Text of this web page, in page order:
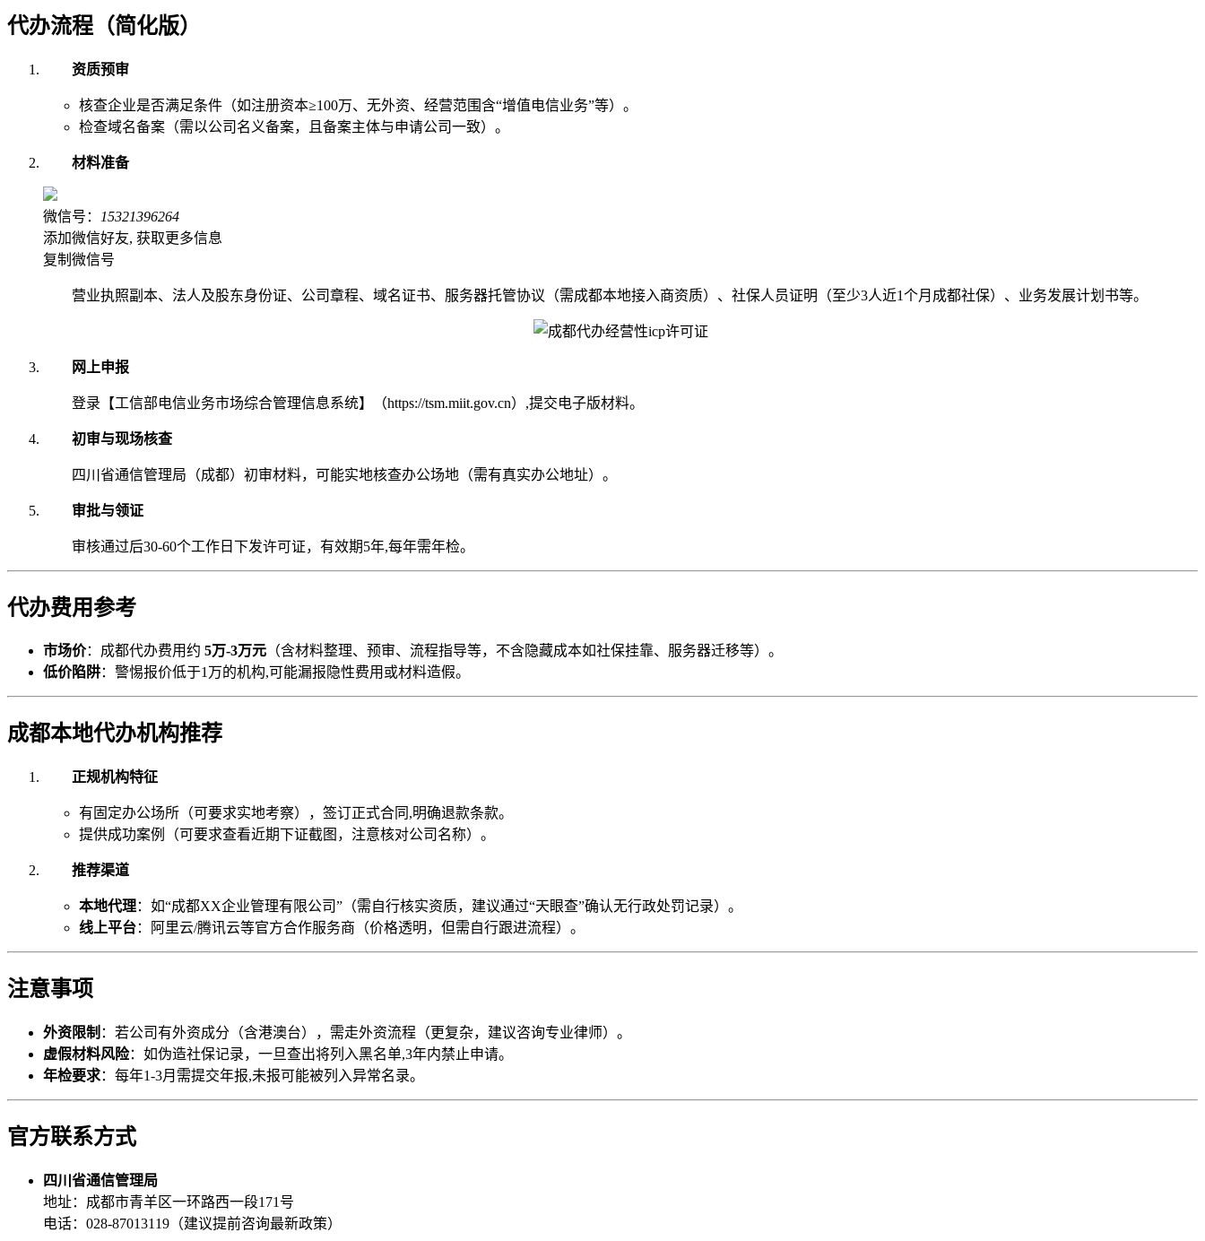
代办流程（简化版）
资质预审
核查企业是否满足条件（如注册资本≥100万、无外资、经营范围含“增值电信业务”等）。
检查域名备案（需以公司名义备案，且备案主体与申请公司一致）。
材料准备
微信号：
15321396264
添加微信好友, 获取更多信息
复制微信号
营业执照副本、法人及股东身份证、公司章程、域名证书、服务器托管协议（需成都本地接入商资质）、社保人员证明（至少3人近1个月成都社保）、业务发展计划书等。
网上申报
登录【工信部电信业务市场综合管理信息系统】（https://tsm.miit.gov.cn）,提交电子版材料。
初审与现场核查
四川省通信管理局（成都）初审材料，可能实地核查办公场地（需有真实办公地址）。
审批与领证
审核通过后30-60个工作日下发许可证，有效期5年,每年需年检。
代办费用参考
市场价：成都代办费用约 5万-3万元 （含材料整理、预审、流程指导等，不含隐藏成本如社保挂靠、服务器迁移等）。
低价陷阱：警惕报价低于1万的机构,可能漏报隐性费用或材料造假。
成都本地代办机构推荐
正规机构特征
有固定办公场所（可要求实地考察），签订正式合同,明确退款条款。
提供成功案例（可要求查看近期下证截图，注意核对公司名称）。
推荐渠道
本地代理：如“成都XX企业管理有限公司”（需自行核实资质，建议通过“天眼查”确认无行政处罚记录）。
线上平台：阿里云/腾讯云等官方合作服务商（价格透明，但需自行跟进流程）。
注意事项
外资限制 ：若公司有外资成分（含港澳台），需走外资流程（更复杂，建议咨询专业律师）。
虚假材料风险：如伪造社保记录，一旦查出将列入黑名单,3年内禁止申请。
年检要求：每年1-3月需提交年报,未报可能被列入异常名录。
官方联系方式
四川省通信管理局
地址：成都市青羊区一环路西一段171号
电话：028-87013119（建议提前咨询最新政策）